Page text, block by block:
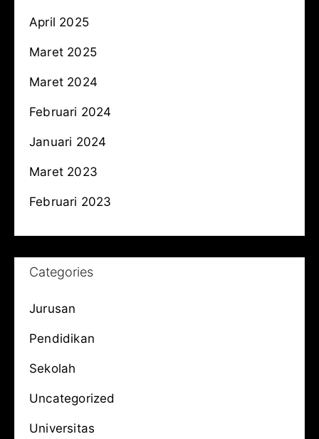
April 2025
Maret 2025
Maret 2024
Februari 2024
Januari 2024
Maret 2023
Februari 2023
Categories
Jurusan
Pendidikan
Sekolah
Uncategorized
Universitas